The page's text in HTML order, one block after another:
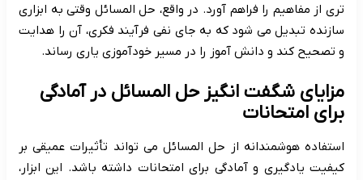
تری از مفاهیم را فراهم آورد. در واقع، حل المسائل وقتی به ابزاری
سازنده تبدیل می شود که به جای نفی فرآیند فکری، آن را هدایت
و تصحیح کند و دانش آموز را در مسیر خودآموزی یاری رساند.
مزایای شگفت انگیز حل المسائل در آمادگی
برای امتحانات
استفاده هوشمندانه از حل المسائل می تواند تأثیرات عمیقی بر
کیفیت یادگیری و آمادگی برای امتحانات داشته باشد. این ابزار،